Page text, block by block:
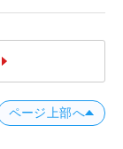
ページ上部へ